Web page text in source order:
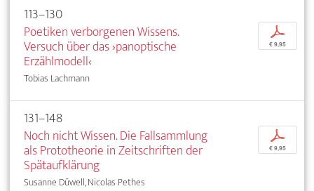
113–130
Poetiken verborgenen Wissens.
Versuch über das ›panoptische
Erzählmodell‹
Tobias Lachmann
p
€ 9,95
131–148
Noch nicht Wissen. Die Fallsammlung
als Prototheorie in Zeitschriften der
Spätaufklärung
Susanne Düwell, Nicolas Pethes
p
€ 9,95